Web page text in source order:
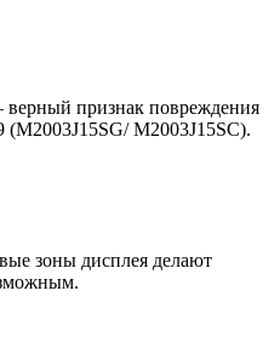
признак повреждения
M2003J15SC).
зоны дисплея делают